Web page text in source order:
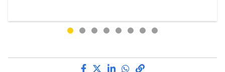
Compartilhe por Facebook
Compartilhe por Twitter
Compartilhe por
Compartilhe por
link para Copiar